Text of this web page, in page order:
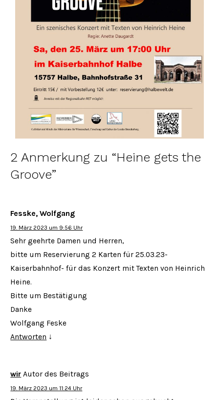
2 Anmerkung zu “Heine gets the
Groove”
Fesske, Wolfgang
19. März 2023 um 9:56 Uhr
Sehr geehrte Damen und Herren,
bitte um Reservierung 2 Karten für 25.03.23-
Kaiserbahnhof- für das Konzert mit Texten von Heinrich
Heine.
Bitte um Bestätigung
Danke
Wolfgang Feske
Antworten ↓
wir Autor des Beitrags
19. März 2023 um 11:24 Uhr